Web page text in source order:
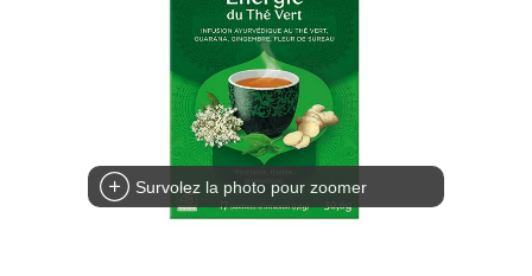
Survolez la photo pour zoomer